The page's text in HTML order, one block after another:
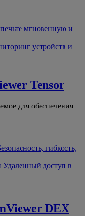
мгновенную и
устройств и
Tensor
для обеспечения
гибкость,
Удаленный доступ в
DEX